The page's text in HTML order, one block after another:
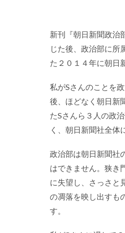
新刊『朝日新聞政治
じた後、政治部に所
た２０１４年に朝日
私がSさんのことを
後、ほどなく朝日新
たSさんら３人の政
く、朝日新聞社全体
政治部は朝日新聞社
はできません。狭き
に失望し、さっさと
の凋落を映し出すも
す。